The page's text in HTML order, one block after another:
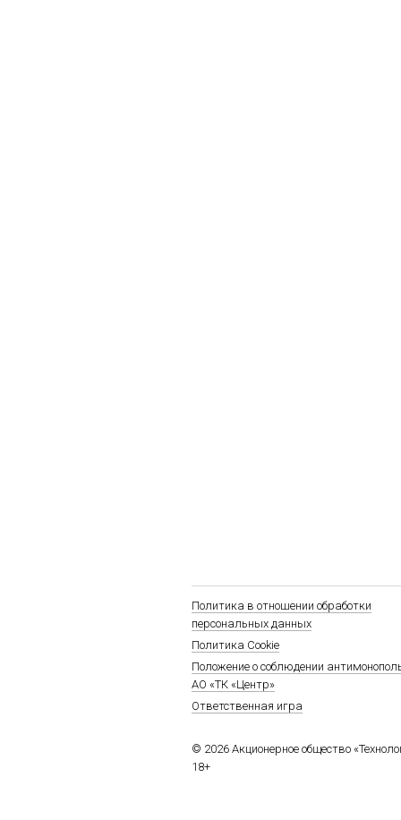
Политика в отношении обработки
персональных данных
Политика Cookie
Положение о соблюдении
АО «ТК «Центр»
Ответственная игра
© 2026 Акционерное общество
18+